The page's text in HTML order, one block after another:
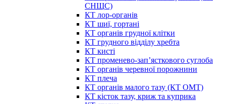
СНЩС)
КТ лор-органів
КТ шиї, гортані
КТ органів грудної клітки
КТ грудного відділу хребта
КТ кисті
КТ променево-зап’ясткового суглоба
КТ органів черевної порожнини
КТ плеча
КТ органів малого тазу (КТ ОМТ)
КТ кісток тазу, криж та куприка